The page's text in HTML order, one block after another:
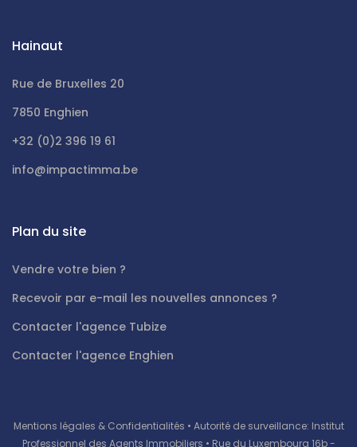
Hainaut
Rue de Bruxelles 20
7850 Enghien
+32 (0)2 396 19 61
info@impactimma.be
Plan du site
Vendre votre bien ?
Recevoir par e-mail les nouvelles annonces ?
Contacter l'agence Tubize
Contacter l'agence Enghien
Mentions légales & Confidentialités • Autorité de surveillance: Institut
Professionnel des Agents Immobiliers • Rue du Luxembourg 16b -